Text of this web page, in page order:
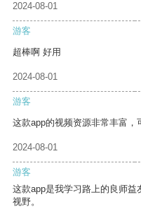
2024-08-01
游客
超棒啊 好用
2024-08-01
游客
这款app的视频资源非常丰富，
2024-08-01
游客
这款app是我学习路上的良师
视野。